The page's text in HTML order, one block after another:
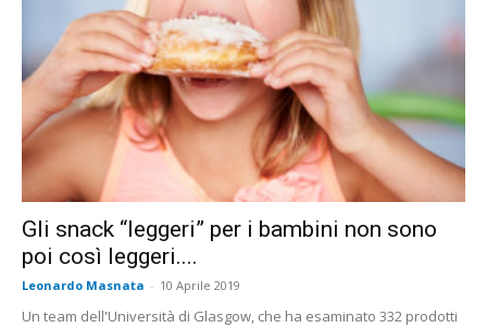
Gli snack “leggeri” per i bambini non sono
poi così leggeri....
Leonardo Masnata - 10 Aprile 2019
Un team dell'Università di Glasgow, che ha esaminato 332 prodotti